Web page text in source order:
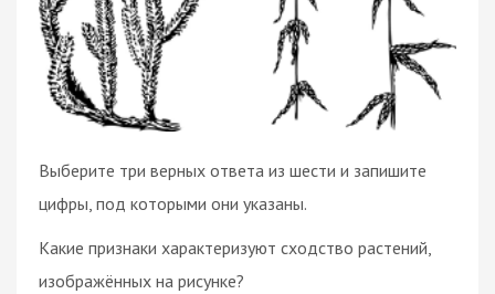
Выберите три верных ответа из шести и запишите
цифры, под которыми они указаны.
Какие признаки характеризуют сходство растений,
изображённых на рисунке?